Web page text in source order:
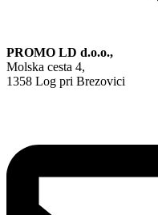
PROMO LD d.o.o.,
Molska cesta 4,
1358 Log pri Brezovici